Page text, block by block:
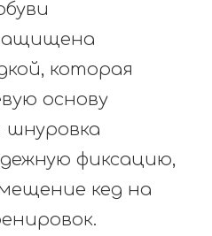
которая
основу
шнуровка
фиксацию,
кед на